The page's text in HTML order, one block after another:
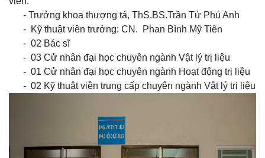
Khoa Vật lý trị liệu – Phục hồi chức năng hiện có 9 nhân
viên:
- Trưởng khoa thượng tá, ThS.BS.Trần Tử Phú Anh
- Kỹ thuật viên trưởng: CN. Phan Bình Mỹ Tiên
- 02 Bác sĩ
- 03 Cử nhân đại học chuyên ngành Vật lý trị liệu
- 01 Cử nhân đại học chuyên ngành Hoạt động trị liệu